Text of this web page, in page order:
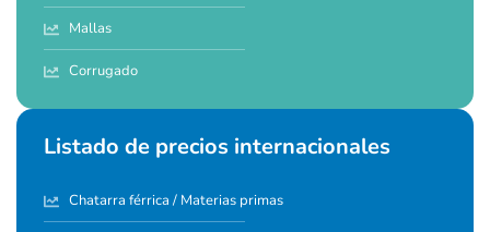
Mallas
Corrugado
Listado de precios internacionales
Chatarra férrica / Materias primas